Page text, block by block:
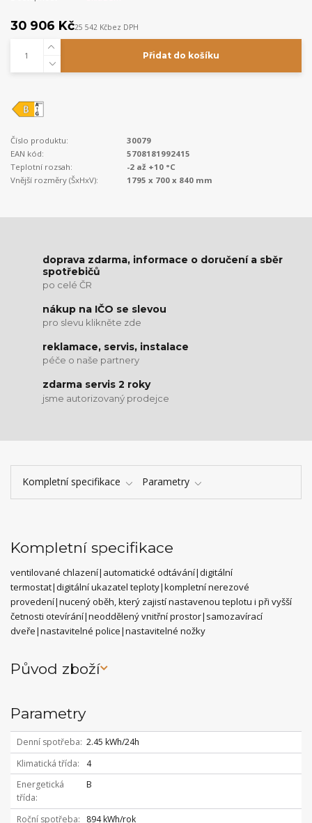
30 906 Kč25 542 Kčbez DPH
Přidat do košíku
Číslo produktu:
30079
EAN kód:
5708181992415
Teplotní rozsah:
-2 až +10 °C
Vnější rozměry (ŠxHxV):
1795 x 700 x 840 mm
doprava zdarma, informace o doručení a sběr
spotřebičů
po celé ČR
nákup na IČO se slevou
pro slevu klikněte zde
reklamace, servis, instalace
péče o naše partnery
zdarma servis 2 roky
jsme autorizovaný prodejce
Kompletní specifikace Parametry
Kompletní specifikace
ventilované chlazení|automatické odtávání|digitální
termostat|digitální ukazatel teploty|kompletní nerezové
provedení|nucený oběh, který zajistí nastavenou teplotu i při vyšší
četnosti otevírání|neoddělený vnitřní prostor|samozavírací
dveře|nastavitelné police|nastavitelné nožky
Původ zboží
Parametry
Denní spotřeba 2.45 kWh/24h
Klimatická třída
4
Energetická
třída
B
Roční spotřeba 894 kWh/rok